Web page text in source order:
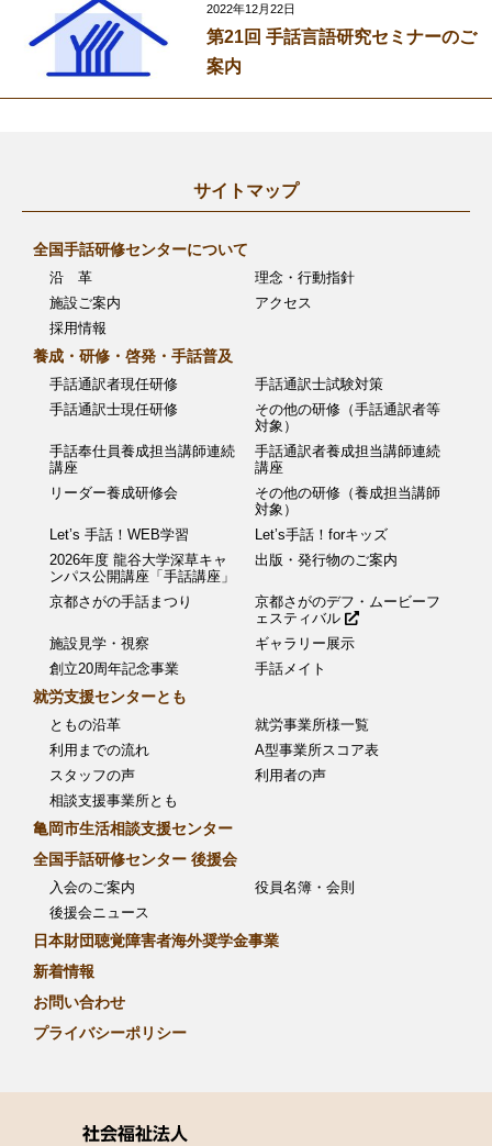
2022年12月22日
第21回 手話言語研究セミナーのご
案内
サイトマップ
全国手話研修センターについて
沿 革
理念・行動指針
施設ご案内
アクセス
採用情報
養成・研修・啓発・手話普及
手話通訳者現任研修
手話通訳士試験対策
手話通訳士現任研修
その他の研修（手話通訳者等
対象）
手話奉仕員養成担当講師連続
講座
手話通訳者養成担当講師連続
講座
リーダー養成研修会
その他の研修（養成担当講師
対象）
Let’s 手話！WEB学習
Let’s手話！forキッズ
2026年度 龍谷大学深草キャ
ンパス公開講座「手話講座」
出版・発行物のご案内
京都さがの手話まつり
京都さがのデフ・ムービーフ
ェスティバル
施設見学・視察
ギャラリー展示
創立20周年記念事業
手話メイト
就労支援センターとも
ともの沿革
就労事業所様一覧
利用までの流れ
A型事業所スコア表
スタッフの声
利用者の声
相談支援事業所とも
亀岡市生活相談支援センター
全国手話研修センター 後援会
入会のご案内
役員名簿・会則
後援会ニュース
日本財団聴覚障害者海外奨学金事業
新着情報
お問い合わせ
プライバシーポリシー